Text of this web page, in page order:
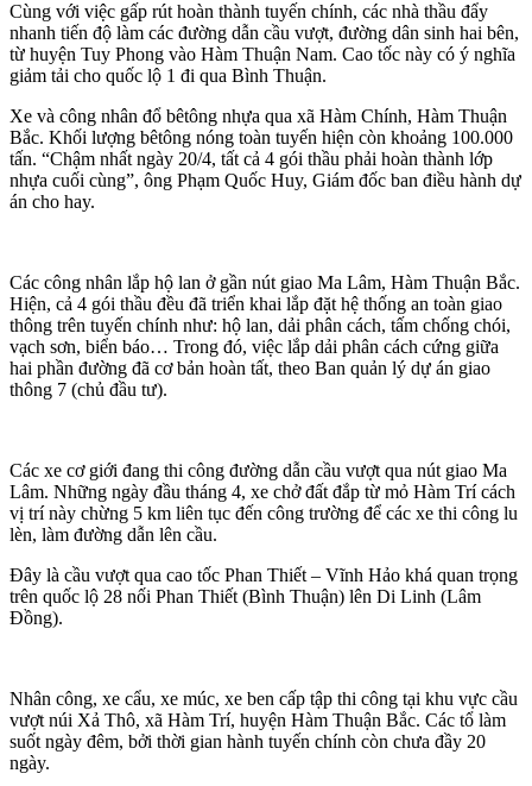
Cùng với việc gấp rút hoàn thành tuyến chính, các nhà thầu đẩy
nhanh tiến độ làm các đường dẫn cầu vượt, đường dân sinh hai bên,
từ huyện Tuy Phong vào Hàm Thuận Nam. Cao tốc này có ý nghĩa
giảm tải cho quốc lộ 1 đi qua Bình Thuận.
Xe và công nhân đổ bêtông nhựa qua xã Hàm Chính, Hàm Thuận
Bắc. Khối lượng bêtông nóng toàn tuyến hiện còn khoảng 100.000
tấn. “Chậm nhất ngày 20/4, tất cả 4 gói thầu phải hoàn thành lớp
nhựa cuối cùng”, ông Phạm Quốc Huy, Giám đốc ban điều hành dự
án cho hay.
Các công nhân lắp hộ lan ở gần nút giao Ma Lâm, Hàm Thuận Bắc.
Hiện, cả 4 gói thầu đều đã triển khai lắp đặt hệ thống an toàn giao
thông trên tuyến chính như: hộ lan, dải phân cách, tấm chống chói,
vạch sơn, biển báo… Trong đó, việc lắp dải phân cách cứng giữa
hai phần đường đã cơ bản hoàn tất, theo Ban quản lý dự án giao
thông 7 (chủ đầu tư).
Các xe cơ giới đang thi công đường dẫn cầu vượt qua nút giao Ma
Lâm. Những ngày đầu tháng 4, xe chở đất đắp từ mỏ Hàm Trí cách
vị trí này chừng 5 km liên tục đến công trường để các xe thi công lu
lèn, làm đường dẫn lên cầu.
Đây là cầu vượt qua cao tốc Phan Thiết – Vĩnh Hảo khá quan trọng
trên quốc lộ 28 nối Phan Thiết (Bình Thuận) lên Di Linh (Lâm
Đồng).
Nhân công, xe cẩu, xe múc, xe ben cấp tập thi công tại khu vực cầu
vượt núi Xả Thô, xã Hàm Trí, huyện Hàm Thuận Bắc. Các tổ làm
suốt ngày đêm, bởi thời gian hành tuyến chính còn chưa đầy 20
ngày.